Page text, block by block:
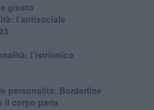
giusto
l’antisociale
l’istrionico
personalità: Borderline
il corpo parla